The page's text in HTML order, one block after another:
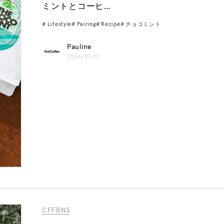
ミントとコーヒ…
Lifestyle Pairing Recipe チョコミント
Pauline
2026/07/17
CFFBNS